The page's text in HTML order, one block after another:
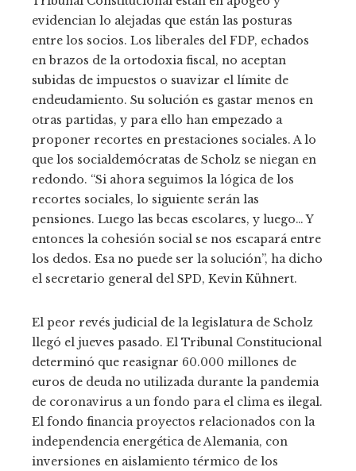
evidencian lo alejadas que están las posturas
entre los socios. Los liberales del FDP, echados
en brazos de la ortodoxia fiscal, no aceptan
subidas de impuestos o suavizar el límite de
endeudamiento. Su solución es gastar menos en
otras partidas, y para ello han empezado a
proponer recortes en prestaciones sociales. A lo
que los socialdemócratas de Scholz se niegan en
redondo. “Si ahora seguimos la lógica de los
recortes sociales, lo siguiente serán las
pensiones. Luego las becas escolares, y luego… Y
entonces la cohesión social se nos escapará entre
los dedos. Esa no puede ser la solución”, ha dicho
el secretario general del SPD, Kevin Kühnert.
El peor revés judicial de la legislatura de Scholz
llegó el jueves pasado. El Tribunal Constitucional
determinó que reasignar 60.000 millones de
euros de deuda no utilizada durante la pandemia
de coronavirus a un fondo para el clima es ilegal.
El fondo financia proyectos relacionados con la
independencia energética de Alemania, con
inversiones en aislamiento térmico de los